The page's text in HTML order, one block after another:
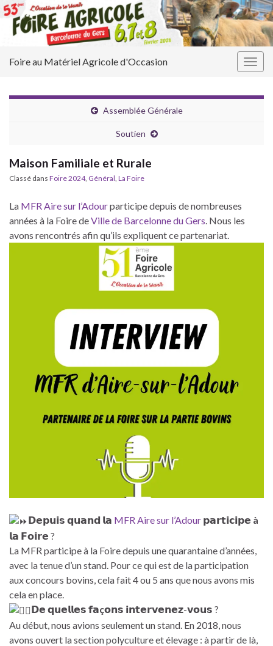
Foire au Matériel Agricole d'Occasion
Assemblée Générale
Soutien
Maison Familiale et Rurale
Classé dans Foire 2024, Général La Foire
La MFR Aire sur l’Adourparticipe depuis de nombreuses
années à la Foire deVille de Barcelonne du Gers. Nous les
avons rencontrés afin qu’ils expliquent ce partenariat.
𝗗𝗲𝗽𝘂𝗶𝘀 𝗾𝘂𝗮𝗻𝗱 𝗹𝗮 MFR Aire sur l’Adour 𝗽𝗮𝗿𝘁𝗶𝗰𝗶𝗽𝗲 à
𝗹𝗮 𝗙𝗼𝗶𝗿𝗲 ?
La MFR participe à la Foire depuis une quarantaine d’années,
avec la tenue d’un stand. Pour ce qui est de la participation
aux concours bovins, cela fait 4 ou 5 ans que nous avons mis
cela en place.
𝗗𝗲 𝗾𝘂𝗲𝗹𝗹𝗲𝘀 𝗳𝗮ç𝗼𝗻𝘀 𝗶𝗻𝘁𝗲𝗿𝘃𝗲𝗻𝗲𝘇-𝘃𝗼𝘂𝘀 ?
Au début, nous avions seulement un stand. En 2018, nous
avons ouvert la section polyculture et élevage : à partir de là,